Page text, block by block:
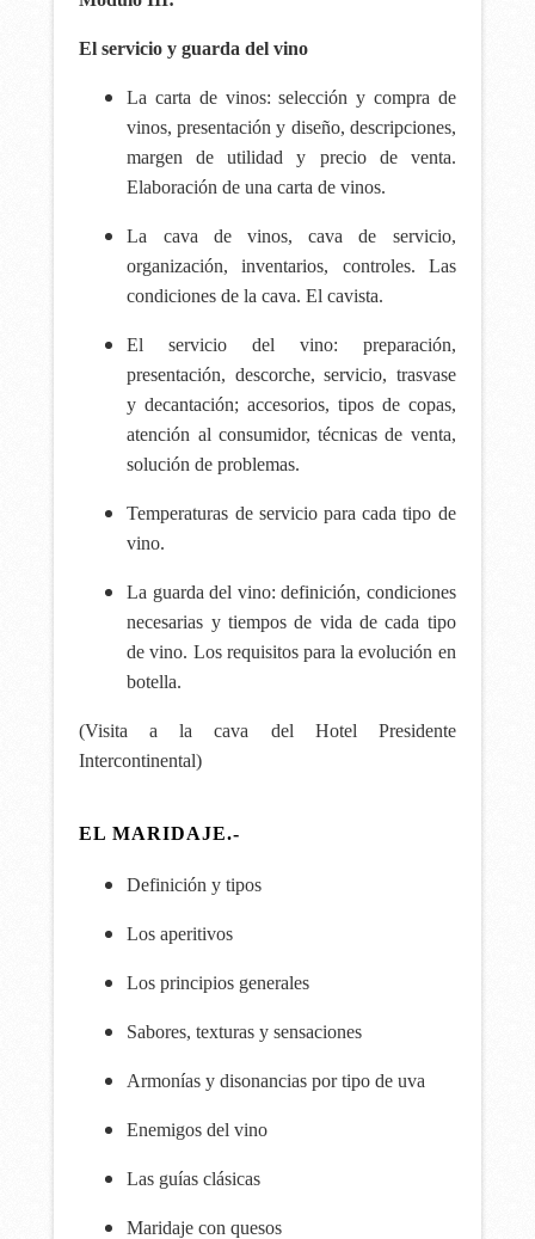
El servicio y guarda del vino
La carta de vinos: selección y compra de
vinos, presentación y diseño, descripciones,
margen de utilidad y precio de venta.
Elaboración de una carta de vinos.
La cava de vinos, cava de servicio,
organización, inventarios, controles. Las
condiciones de la cava. El cavista.
El servicio del vino: preparación,
presentación, descorche, servicio, trasvase
y decantación; accesorios, tipos de copas,
atención al consumidor, técnicas de venta,
solución de problemas.
Temperaturas de servicio para cada tipo de
vino.
La guarda del vino: definición, condiciones
necesarias y tiempos de vida de cada tipo
de vino. Los requisitos para la evolución en
botella.
(Visita a la cava del Hotel Presidente
Intercontinental)
EL MARIDAJE.-
Definición y tipos
Los aperitivos
Los principios generales
Sabores, texturas y sensaciones
Armonías y disonancias por tipo de uva
Enemigos del vino
Las guías clásicas
Maridaje con quesos